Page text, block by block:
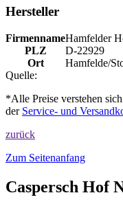
Hersteller
FirmennameHamfelder
PLZ
D-22929
Ort
Hamfelde/
Quelle:
*Alle Preise verstehen
der Service- und
zurück
Zum Seitenanfang
Caspersch Hof